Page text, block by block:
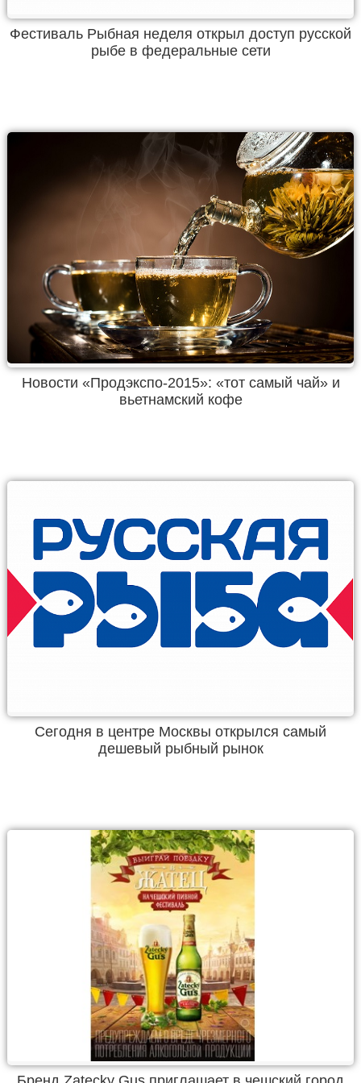
Фестиваль Рыбная неделя открыл доступ русской
рыбе в федеральные сети
Новости «Продэкспо-2015»: «тот самый чай» и
вьетнамский кофе
Сегодня в центре Москвы открылся самый
дешевый рыбный рынок